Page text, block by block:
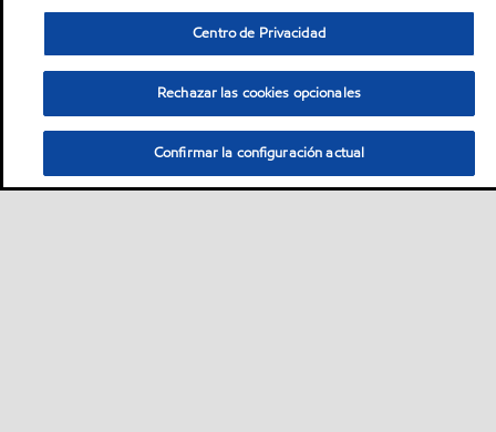
Centro de Privacidad
Rechazar las cookies opcionales
Confirmar la configuración actual